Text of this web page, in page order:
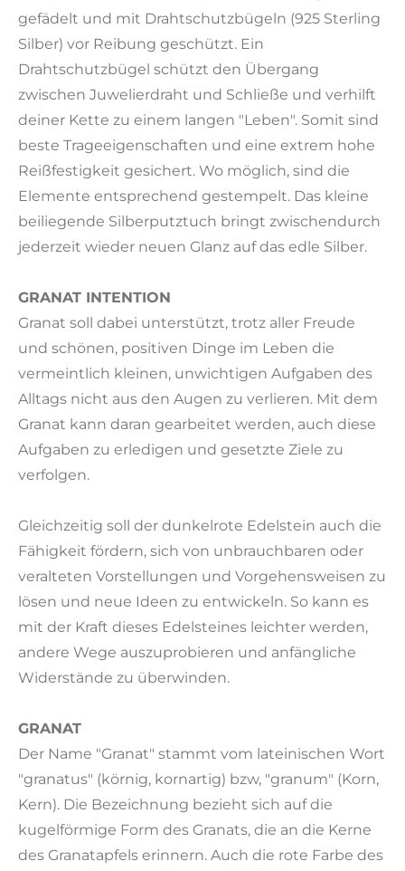
gefädelt und mit Drahtschutzbügeln (925 Sterling
Silber) vor Reibung geschützt. Ein
Drahtschutzbügel schützt den Übergang
zwischen Juwelierdraht und Schließe und verhilft
deiner Kette zu einem langen "Leben". Somit sind
beste Trageeigenschaften und eine extrem hohe
Reißfestigkeit gesichert. Wo möglich, sind die
Elemente entsprechend gestempelt. Das kleine
beiliegende Silberputztuch bringt zwischendurch
jederzeit wieder neuen Glanz auf das edle Silber.
GRANAT INTENTION
Granat soll dabei unterstützt, trotz aller Freude
und schönen, positiven Dinge im Leben die
vermeintlich kleinen, unwichtigen Aufgaben des
Alltags nicht aus den Augen zu verlieren. Mit dem
Granat kann daran gearbeitet werden, auch diese
Aufgaben zu erledigen und gesetzte Ziele zu
verfolgen.
Gleichzeitig soll der dunkelrote Edelstein auch die
Fähigkeit fördern, sich von unbrauchbaren oder
veralteten Vorstellungen und Vorgehensweisen zu
lösen und neue Ideen zu entwickeln. So kann es
mit der Kraft dieses Edelsteines leichter werden,
andere Wege auszuprobieren und anfängliche
Widerstände zu überwinden.
GRANAT
Der Name "Granat" stammt vom lateinischen Wort
"granatus" (körnig, kornartig) bzw, "granum" (Korn,
Kern). Die Bezeichnung bezieht sich auf die
kugelförmige Form des Granats, die an die Kerne
des Granatapfels erinnern. Auch die rote Farbe des